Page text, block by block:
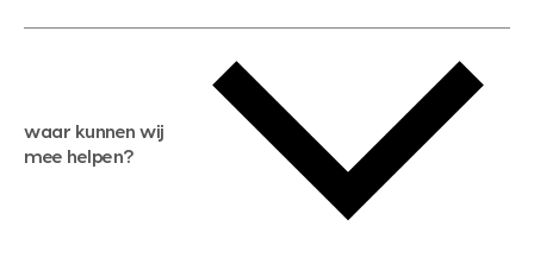
waar kunnen wij
mee helpen?